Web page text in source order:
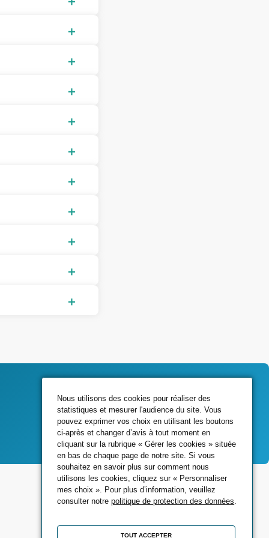
Contactez-nous
Rejoignez-nous sur
Nous utilisons des cookies pour réaliser des
statistiques et mesurer l'audience du site. Vous
pouvez exprimer vos choix en utilisant les boutons
ci-après et changer d’avis à tout moment en
cliquant sur la rubrique « Gérer les cookies » située
en bas de chaque page de notre site. Si vous
souhaitez en savoir plus sur comment nous
utilisons les cookies, cliquez sur « Personnaliser
mes choix ». Pour plus d’information, veuillez
consulter notrepolitique de protection des données.
TOUT ACCEPTER